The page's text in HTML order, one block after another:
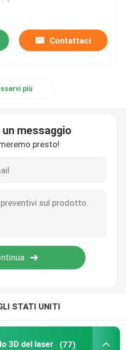
3D
di SLA 3D
del laser
Contattaci
più
messaggio
presto!
STATI UNITI
3D del laser (77)